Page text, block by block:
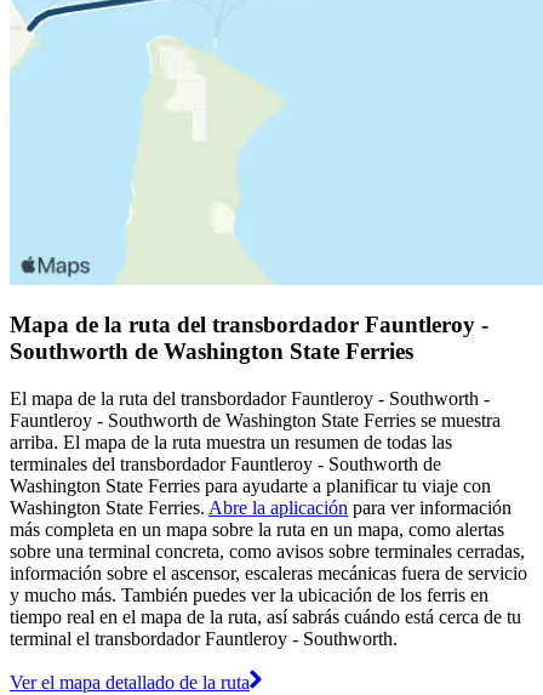
Mapa de la ruta del transbordador Fauntleroy -
Southworth de Washington State Ferries
El mapa de la ruta del transbordador Fauntleroy - Southworth -
Fauntleroy - Southworth de Washington State Ferries se muestra
arriba. El mapa de la ruta muestra un resumen de todas las
terminales del transbordador Fauntleroy - Southworth de
Washington State Ferries para ayudarte a planificar tu viaje con
Washington State Ferries. Abre la aplicación para ver información
más completa en un mapa sobre la ruta en un mapa, como alertas
sobre una terminal concreta, como avisos sobre terminales cerradas,
información sobre el ascensor, escaleras mecánicas fuera de servicio
y mucho más. También puedes ver la ubicación de los ferris en
tiempo real en el mapa de la ruta, así sabrás cuándo está cerca de tu
terminal el transbordador Fauntleroy - Southworth.
Ver el mapa detallado de la ruta